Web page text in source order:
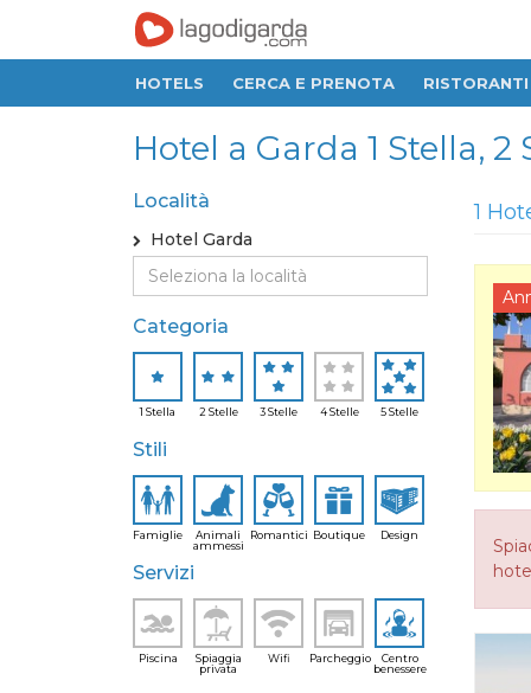
HOTELS CERCA E PRENOTA RISTORANTI
Hotel a Garda 1 Stella, 2
Località
Hotel Garda
Categoria
1 Stella 2 Stelle 3 Stelle 4 Stelle 5 Stelle
Stili
Famiglie
Animali
ammessi
Romantici Boutique Design
Servizi
Piscina
Spiaggia
privata
Wifi Parcheggio
Centro
benessere
1